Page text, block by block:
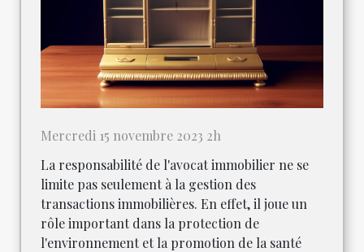
Mercredi 15 novembre 2023 2h
La responsabilité de l'avocat immobilier ne se
limite pas seulement à la gestion des
transactions immobilières. En effet, il joue un
rôle important dans la protection de
l'environnement et la promotion de la santé